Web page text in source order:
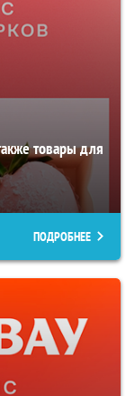
товары для
ПОДРОБНЕЕ